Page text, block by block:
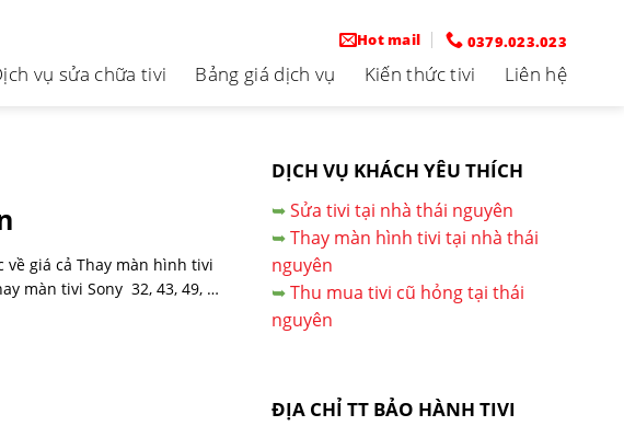
Hot mail 0379.023.023
vụ sửa chữa tivi Bảng giá dịch vụ Kiến thức tivi Liên hệ
giá cả Thay màn hình tivi
màn tivi Sony 32, 43, 49, …
DỊCH VỤ KHÁCH YÊU THÍCH
➥Sửa tivi tại nhà thái nguyên
➥Thay màn hình tivi tại nhà thái
nguyên
➥Thu mua tivi cũ hỏng tại thái
nguyên
ĐỊA CHỈ TT BẢO HÀNH TIVI